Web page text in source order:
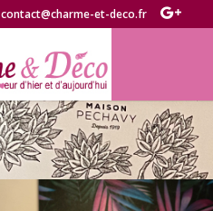
contact@charme-et-deco.fr